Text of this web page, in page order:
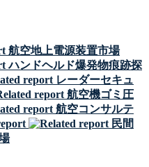
航空地上電源装置市場
ハンドヘルド爆発物痕跡探
レーダーセキュ
航空機ゴミ圧
航空コンサルテ
民間